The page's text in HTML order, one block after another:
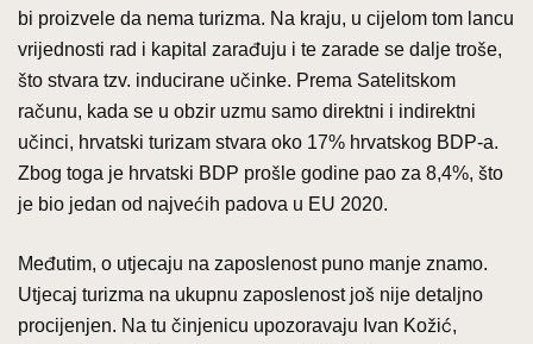
bi proizvele da nema turizma. Na kraju, u cijelom tom lancu
vrijednosti rad i kapital zarađuju i te zarade se dalje troše,
što stvara tzv. inducirane učinke. Prema Satelitskom
računu, kada se u obzir uzmu samo direktni i indirektni
učinci, hrvatski turizam stvara oko 17% hrvatskog BDP-a.
Zbog toga je hrvatski BDP prošle godine pao za 8,4%, što
je bio jedan od najvećih padova u EU 2020.
Međutim, o utjecaju na zaposlenost puno manje znamo.
Utjecaj turizma na ukupnu zaposlenost još nije detaljno
procijenjen. Na tu činjenicu upozoravaju Ivan Kožić,